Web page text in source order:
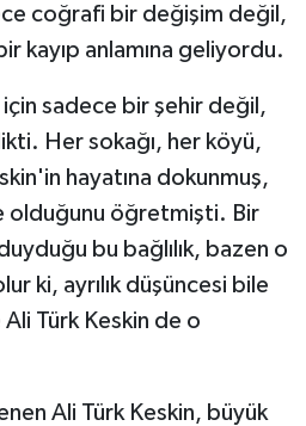
coğrafi bir değişim değil,
kayıp anlamına geliyordu.
sadece bir şehir değil,
Her sokağı, her köyü,
hayatına dokunmuş,
olduğunu öğretmişti. Bir
bu bağlılık, bazen o
ki, ayrılık düşüncesi bile
Türk Keskin de o
Ali Türk Keskin, büyük